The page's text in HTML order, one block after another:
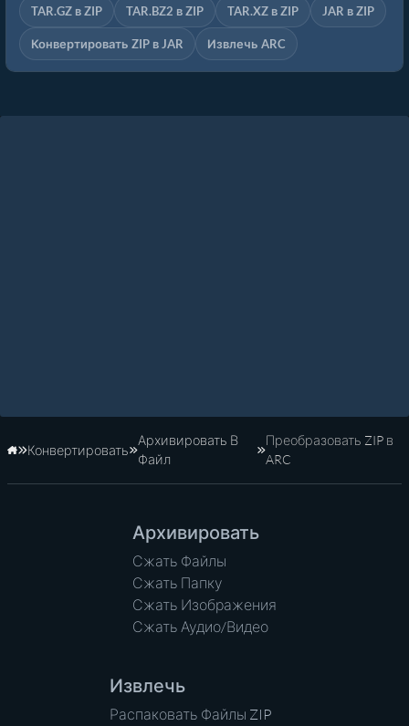
TAR.GZ в ZIP TAR.BZ2 в ZIP TAR.XZ в ZIP JAR в ZIP
Конвертировать ZIP в JAR Извлечь ARC
Главная
Конвертировать
Архивировать В
Файл
Преобразовать ZIP в
ARC
Архивировать
Сжать Файлы
Сжать Папку
Сжать Изображения
Сжать Аудио/Видео
Извлечь
Распаковать Файлы ZIP